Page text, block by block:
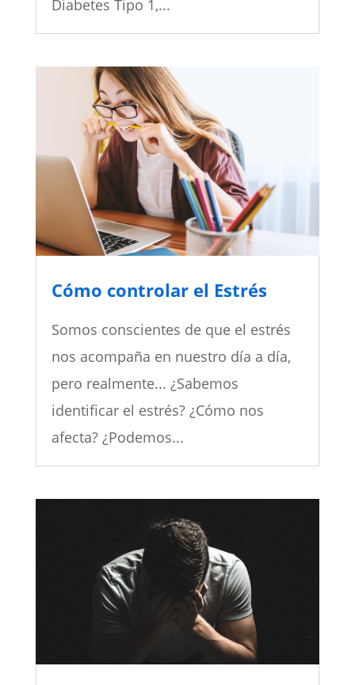
Diabetes Tipo 1,...
Cómo controlar el Estrés
Somos conscientes de que el estrés
nos acompaña en nuestro día a día,
pero realmente... ¿Sabemos
identificar el estrés? ¿Cómo nos
afecta? ¿Podemos...